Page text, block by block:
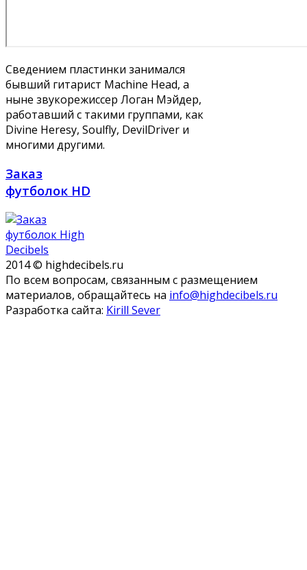
Сведением пластинки занимался
бывший гитарист Machine Head, а
ныне звукорежиссер Логан Мэйдер,
работавший с такими группами, как
Divine Heresy, Soulfly, DevilDriver и
многими другими.
Заказ
футболок HD
2014 © highdecibels.ru
По всем вопросам, связанным с размещением
материалов, обращайтесь на info@highdecibels.ru
Разработка сайта: Kirill Sever